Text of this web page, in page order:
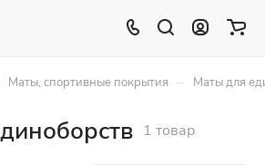
Маты, спортивные покрытия – Маты для
1 товар